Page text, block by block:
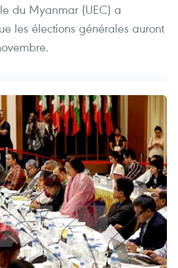
du Myanmar (UEC) a
les élections générales auront